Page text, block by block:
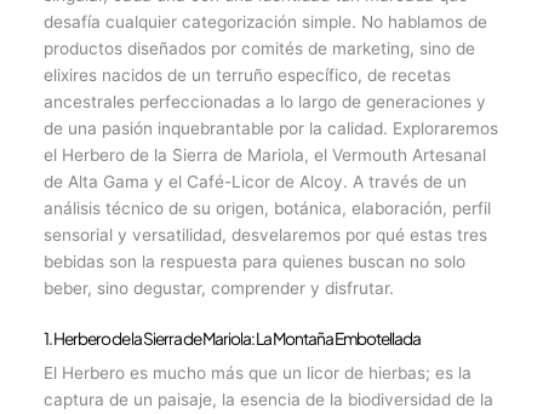
desafía cualquier categorización simple. No hablamos de
productos diseñados por comités de marketing, sino de
elixires nacidos de un terruño específico, de recetas
ancestrales perfeccionadas a lo largo de generaciones y
de una pasión inquebrantable por la calidad. Exploraremos
el Herbero de la Sierra de Mariola, el Vermouth Artesanal
de Alta Gama y el Café-Licor de Alcoy. A través de un
análisis técnico de su origen, botánica, elaboración, perfil
sensorial y versatilidad, desvelaremos por qué estas tres
bebidas son la respuesta para quienes buscan no solo
beber, sino degustar, comprender y disfrutar.
1. Herbero de la Sierra de Mariola: La Montaña Embotellada
El Herbero es mucho más que un licor de hierbas; es la
captura de un paisaje, la esencia de la biodiversidad de la